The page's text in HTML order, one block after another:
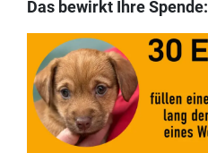
Das bewirkt Ihre Spende: